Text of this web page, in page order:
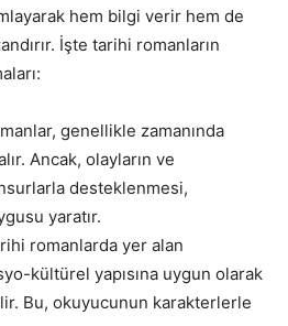
hem bilgi verir hem de
İşte tarihi romanların
genellikle zamanında
Ancak, olayların ve
desteklenmesi,
yaratır.
romanlarda yer alan
kültürel yapısına uygun olarak
Bu, okuyucunun karakterlerle